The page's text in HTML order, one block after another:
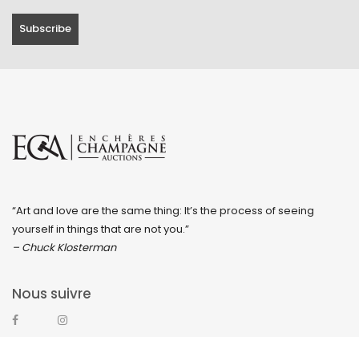
“Art and love are the same thing: It’s the process of seeing
yourself in things that are not you.”
– Chuck Klosterman
Nous suivre